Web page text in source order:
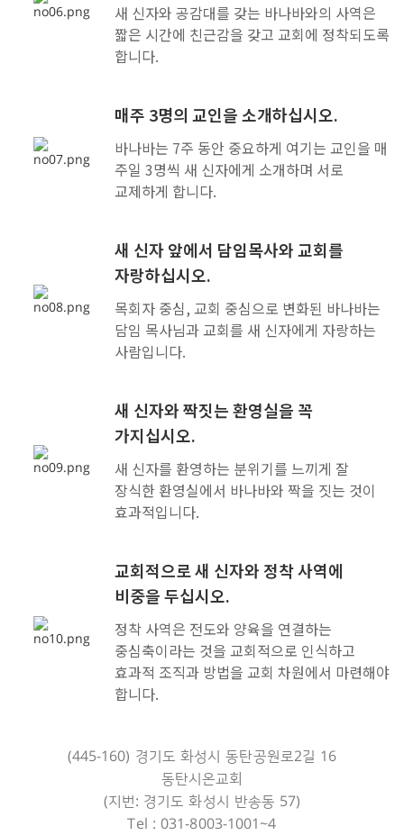
새 신자와 공감대를 갖는 바나바와의 사역은
짧은 시간에 친근감을 갖고 교회에 정착되도록
합니다.
매주 3명의 교인을 소개하십시오.
바나바는 7주 동안 중요하게 여기는 교인을 매
주일 3명씩 새 신자에게 소개하며 서로
교제하게 합니다.
새 신자 앞에서 담임목사와 교회를
자랑하십시오.
목회자 중심, 교회 중심으로 변화된 바나바는
담임 목사님과 교회를 새 신자에게 자랑하는
사람입니다.
새 신자와 짝짓는 환영실을 꼭
가지십시오.
새 신자를 환영하는 분위기를 느끼게 잘
장식한 환영실에서 바나바와 짝을 짓는 것이
효과적입니다.
교회적으로 새 신자와 정착 사역에
비중을 두십시오.
정착 사역은 전도와 양육을 연결하는
중심축이라는 것을 교회적으로 인식하고
효과적 조직과 방법을 교회 차원에서 마련해야
합니다.
(445-160) 경기도 화성시 동탄공원로2길 16
동탄시온교회
(지번: 경기도 화성시 반송동 57)
Tel : 031-8003-1001~4